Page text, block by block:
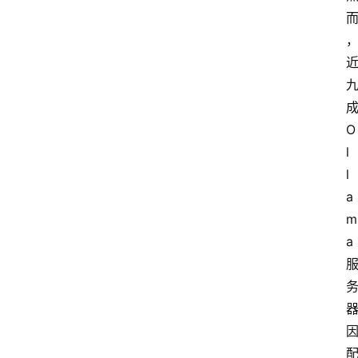
而
，
近
九
成
O
l
l
a
m
a
服
务
器
因
配